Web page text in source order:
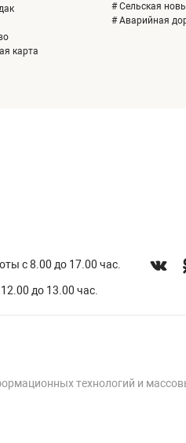
карта
# Сельская новь
# Аварийная
с 8.00 до 17.00 час.
до 13.00 час.
технологий и